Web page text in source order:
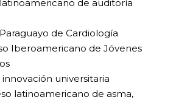
de auditoría
de Cardiología
Iberoamericano de Jóvenes
universitaria
latinoamericano de asma,